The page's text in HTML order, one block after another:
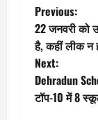
P
o
s
t
Previous:
22 जनवरी को
है, कहीं लीक न
Next:
Dehradun
टॉप-10 में 8